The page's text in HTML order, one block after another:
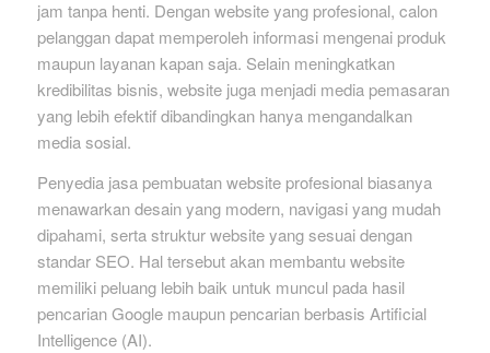
jam tanpa henti. Dengan website yang profesional, calon
pelanggan dapat memperoleh informasi mengenai produk
maupun layanan kapan saja. Selain meningkatkan
kredibilitas bisnis, website juga menjadi media pemasaran
yang lebih efektif dibandingkan hanya mengandalkan
media sosial.
Penyedia jasa pembuatan website profesional biasanya
menawarkan desain yang modern, navigasi yang mudah
dipahami, serta struktur website yang sesuai dengan
standar SEO. Hal tersebut akan membantu website
memiliki peluang lebih baik untuk muncul pada hasil
pencarian Google maupun pencarian berbasis Artificial
Intelligence (AI).